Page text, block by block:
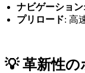
ナビゲーション
プリロード: 高
💡 革新性の